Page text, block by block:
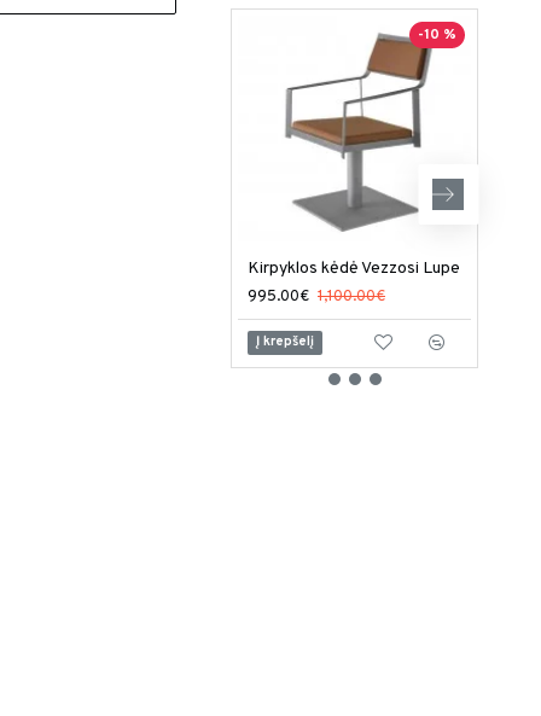
-10 %
Kirpyklos kėdė Vezzosi Lupe
995.00€ 1,100.00€
Į krepšelį